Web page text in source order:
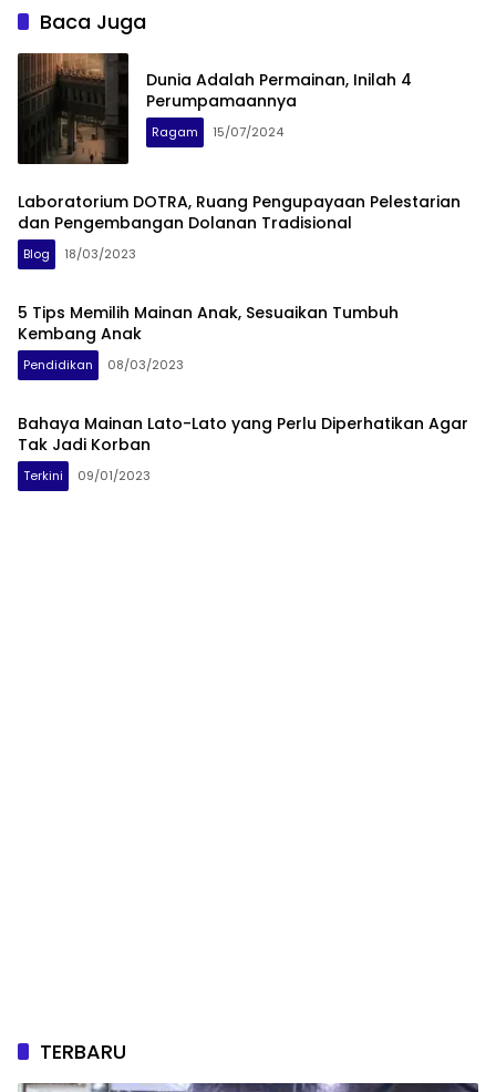
Baca Juga
Dunia Adalah Permainan, Inilah 4
Perumpamaannya
Ragam 15/07/2024
Laboratorium DOTRA, Ruang Pengupayaan Pelestarian
dan Pengembangan Dolanan Tradisional
Blog 18/03/2023
5 Tips Memilih Mainan Anak, Sesuaikan Tumbuh
Kembang Anak
Pendidikan 08/03/2023
Bahaya Mainan Lato-Lato yang Perlu Diperhatikan Agar
Tak Jadi Korban
Terkini 09/01/2023
TERBARU